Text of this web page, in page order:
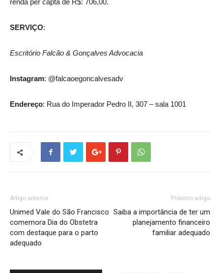
renda per capta de R$: 706,00.
SERVIÇO:
Escritório Falcão & Gonçalves Advocacia
Instagram: @falcaoegoncalvesadv
Endereço: Rua do Imperador Pedro II, 307 – sala 1001
Artigo anterior
Unimed Vale do São Francisco
comemora Dia do Obstetra
com destaque para o parto
adequado
Próximo artigo
Saiba a importância de ter um
planejamento financeiro
familiar adequado